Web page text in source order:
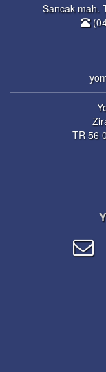
Sancak mah.
TR 56